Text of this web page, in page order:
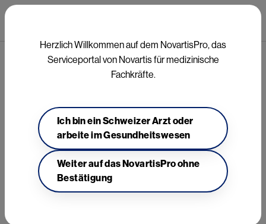
Direkt zum Inhalt
Pfadnavigation
Onkologie
Herzlich Willkommen auf dem NovartisPro, das
Serviceportal von Novartis für medizinische
Fachkräfte.
Ich bin ein Schweizer Arzt oder
arbeite im Gesundheitswesen
Weiter auf das NovartisPro ohne
Bestätigung